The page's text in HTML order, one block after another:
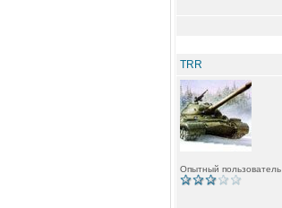
TRR
Опытный пользователь